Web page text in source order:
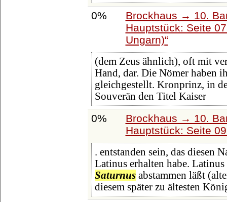
0%
Brockhaus → 10.
Hauptstück: Seite
Ungarn)
(dem Zeus ähnlich), oft mit
Hand, dar. Die Nömer haben
gleichgestellt. Kronprinz, in
Souverän den Titel Kaiser
0%
Brockhaus → 10.
Hauptstück: Seite
. entstanden sein, das diesen
Latinus erhalten habe.
Saturnusabstammen läßt
diesem später zu ältesten